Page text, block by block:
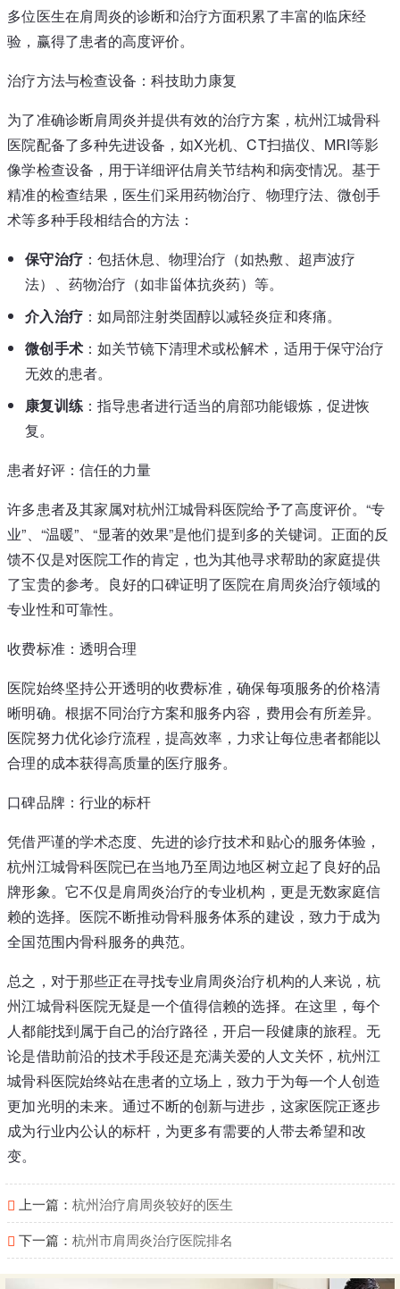
多位医生在肩周炎的诊断和治疗方面积累了丰富的临床经
验，赢得了患者的高度评价。
治疗方法与检查设备：科技助力康复
为了准确诊断肩周炎并提供有效的治疗方案，杭州江城骨科
医院配备了多种先进设备，如X光机、CT扫描仪、MRI等影
像学检查设备，用于详细评估肩关节结构和病变情况。基于
精准的检查结果，医生们采用药物治疗、物理疗法、微创手
术等多种手段相结合的方法：
保守治疗：包括休息、物理治疗（如热敷、超声波疗
法）、药物治疗（如非甾体抗炎药）等。
介入治疗：如局部注射类固醇以减轻炎症和疼痛。
微创手术：如关节镜下清理术或松解术，适用于保守治疗
无效的患者。
康复训练：指导患者进行适当的肩部功能锻炼，促进恢
复。
患者好评：信任的力量
许多患者及其家属对杭州江城骨科医院给予了高度评价。“专
业”、“温暖”、“显著的效果”是他们提到多的关键词。正面的反
馈不仅是对医院工作的肯定，也为其他寻求帮助的家庭提供
了宝贵的参考。良好的口碑证明了医院在肩周炎治疗领域的
专业性和可靠性。
收费标准：透明合理
医院始终坚持公开透明的收费标准，确保每项服务的价格清
晰明确。根据不同治疗方案和服务内容，费用会有所差异。
医院努力优化诊疗流程，提高效率，力求让每位患者都能以
合理的成本获得高质量的医疗服务。
口碑品牌：行业的标杆
凭借严谨的学术态度、先进的诊疗技术和贴心的服务体验，
杭州江城骨科医院已在当地乃至周边地区树立起了良好的品
牌形象。它不仅是肩周炎治疗的专业机构，更是无数家庭信
赖的选择。医院不断推动骨科服务体系的建设，致力于成为
全国范围内骨科服务的典范。
总之，对于那些正在寻找专业肩周炎治疗机构的人来说，杭
州江城骨科医院无疑是一个值得信赖的选择。在这里，每个
人都能找到属于自己的治疗路径，开启一段健康的旅程。无
论是借助前沿的技术手段还是充满关爱的人文关怀，杭州江
城骨科医院始终站在患者的立场上，致力于为每一个人创造
更加光明的未来。通过不断的创新与进步，这家医院正逐步
成为行业内公认的标杆，为更多有需要的人带去希望和改
变。
上一篇：杭州治疗肩周炎较好的医生
下一篇：杭州市肩周炎治疗医院排名